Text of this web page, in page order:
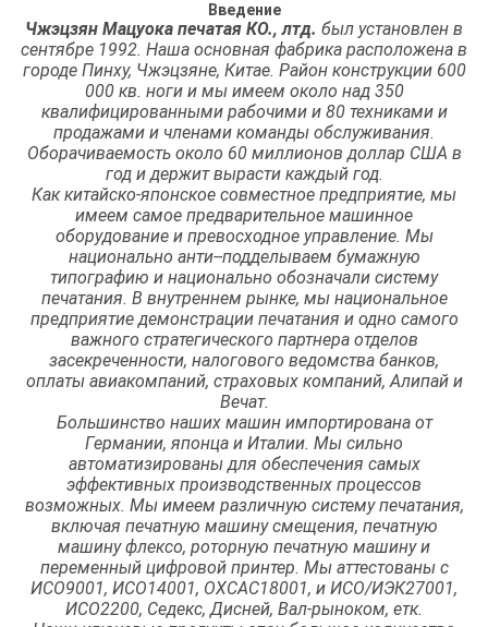
Введение
Чжэцзян Мацуока печатая КО., лтд. был установлен в
сентябре 1992. Наша основная фабрика расположена в
городе Пинху, Чжэцзяне, Китае. Район конструкции 600
000 кв. ноги и мы имеем около над 350
квалифицированными рабочими и 80 техниками и
продажами и членами команды обслуживания.
Оборачиваемость около 60 миллионов доллар США в
год и держит вырасти каждый год.
Как китайско-японское совместное предприятие, мы
имеем самое предварительное машинное
оборудование и превосходное управление. Мы
национально анти--подделываем бумажную
типографию и национально обозначали систему
печатания. В внутреннем рынке, мы национальное
предприятие демонстрации печатания и одно самого
важного стратегического партнера отделов
засекреченности, налогового ведомства банков,
оплаты авиакомпаний, страховых компаний, Алипай и
Вечат.
Большинство наших машин импортирована от
Германии, японца и Италии. Мы сильно
автоматизированы для обеспечения самых
эффективных производственных процессов
возможных. Мы имеем различную систему печатания,
включая печатную машину смещения, печатную
машину флексо, роторную печатную машину и
переменный цифровой принтер. Мы аттестованы с
ИСО9001, ИСО14001, ОХСАС18001, и ИСО/ИЭК27001,
ИСО2200, Седекс, Дисней, Вал-рыноком, етк.